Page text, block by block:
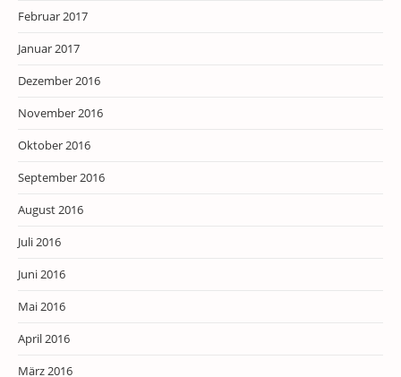
Februar 2017
Januar 2017
Dezember 2016
November 2016
Oktober 2016
September 2016
August 2016
Juli 2016
Juni 2016
Mai 2016
April 2016
März 2016